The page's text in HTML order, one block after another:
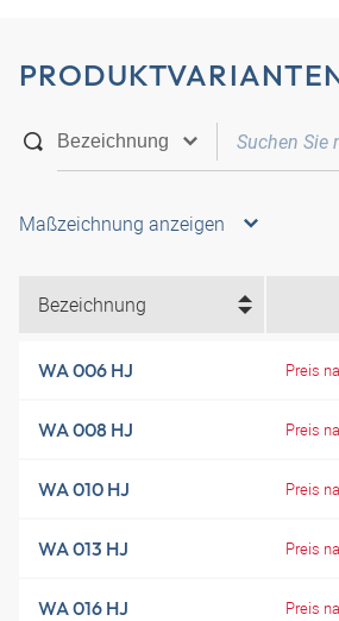
Maßzeichnung anzeigen
Bezeichnung
WA 006 HJ Preis
WA 008 HJ Preis
WA 010 HJ Preis
WA 013 HJ Preis
WA 016 HJ Preis